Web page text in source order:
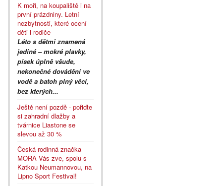
K moři, na koupaliště i na
první prázdniny. Letní
nezbytnosti, které ocení
děti i rodiče
Léto s dětmi znamená
jediné – mokré plavky,
písek úplně všude,
nekonečné dovádění ve
vodě a batoh plný věcí,
bez kterých...
Ještě není pozdě - pořiďte
si zahradní dlažby a
tvárnice Liastone se
slevou až 30 %
Česká rodinná značka
MORA Vás zve, spolu s
Katkou Neumannovou, na
Lipno Sport Festival!